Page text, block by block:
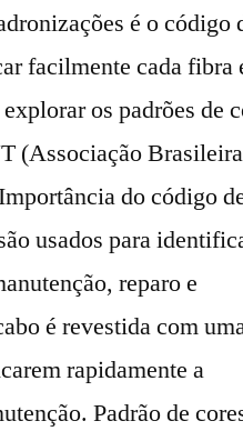
é o código
facilmente cada fibra
os padrões de
(Associação
do código
usados para
reparo e
é revestida com
rapidamente a
Padrão de